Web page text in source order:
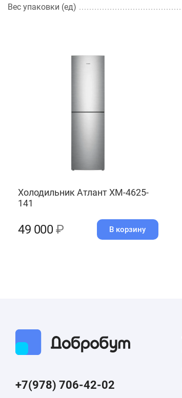
Вес упаковки (ед)
Холодильник Атлант ХМ-4625-
141
49 000₽ В корзину
+7(978) 706-42-02